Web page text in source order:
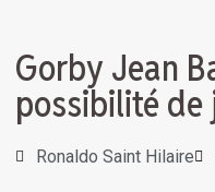
Gorby Jean
possibilité
Ronaldo Saint Hilaire